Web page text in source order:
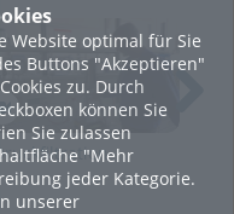
Website optimal für Sie
Buttons "Akzeptieren"
zu. Durch
können Sie
Sie zulassen
"Mehr
jeder Kategorie.
unserer